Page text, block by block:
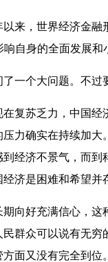
，世界经济金融
响自身的全面发展
个大问题。不过
苏乏力，中国经
力确实在持续加
经济不景气，而
济是困难和希望并
好充满信心，这
群众可以说有无
面又没有完全到